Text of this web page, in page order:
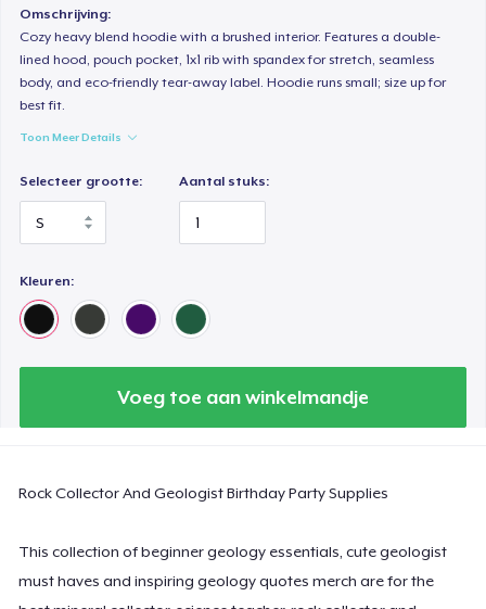
Omschrijving:
Cozy heavy blend hoodie with a brushed interior. Features a double-
lined hood, pouch pocket, 1x1 rib with spandex for stretch, seamless
body, and eco-friendly tear-away label. Hoodie runs small; size up for
best fit.
Toon Meer Details
Selecteer grootte: Aantal stuks:
Kleuren:
Voeg toe aan winkelmandje
Rock Collector And Geologist Birthday Party Supplies
This collection of beginner geology essentials, cute geologist
must haves and inspiring geology quotes merch are for the
US$ 24,99
Classic Long Sleeve Tee
US$ 30,99
US$ 24,99